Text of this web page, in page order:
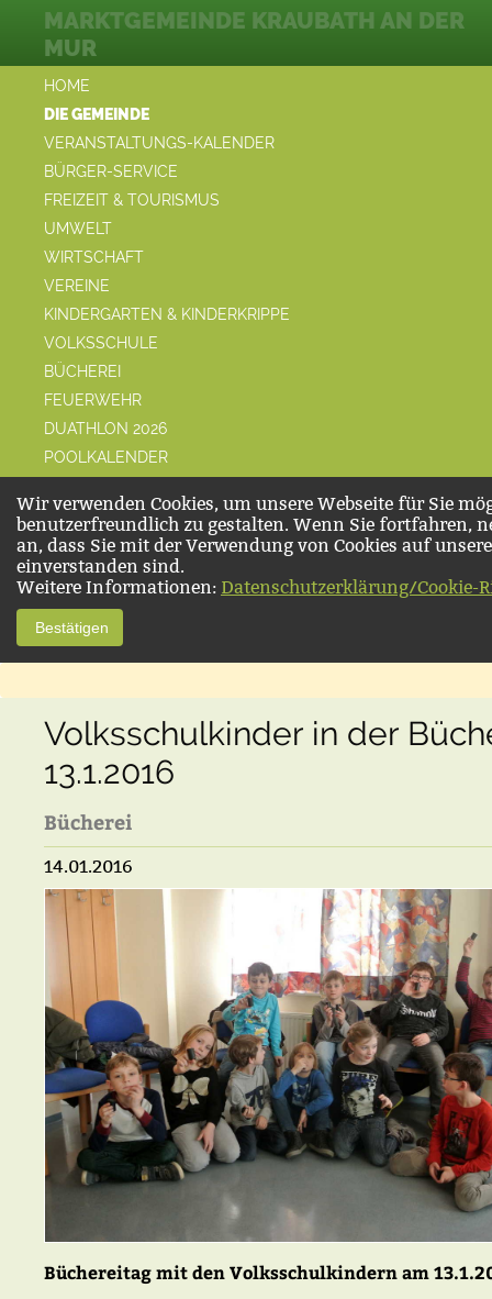
HOME
DIE GEMEINDE
VERANSTALTUNGS-KALENDER
BÜRGER-SERVICE
FREIZEIT & TOURISMUS
UMWELT
WIRTSCHAFT
VEREINE
KINDERGARTEN & KINDERKRIPPE
VOLKSSCHULE
BÜCHEREI
FEUERWEHR
DUATHLON 2026
POOLKALENDER
MARKTGEMEINDE KRAUBATH AN DER
MUR
Wir verwenden Cookies, um unsere Webseite für Sie
benutzerfreundlich zu gestalten. Wenn Sie fortfahren,
an, dass Sie mit der Verwendung von Cookies auf
einverstanden sind.
Weitere Informationen: Datenschutzerklärung/Cookie-
Bestätigen
Volksschulkinder in der
13.1.2016
Bücherei
14.01.2016
Büchereitag mit den Volksschulkindern am